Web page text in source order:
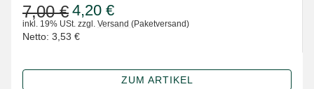
4,20 €
7,00 €
inkl. 19% USt. zzgl. Versand (Paketversand)
Netto: 3,53 €
ZUM ARTIKEL